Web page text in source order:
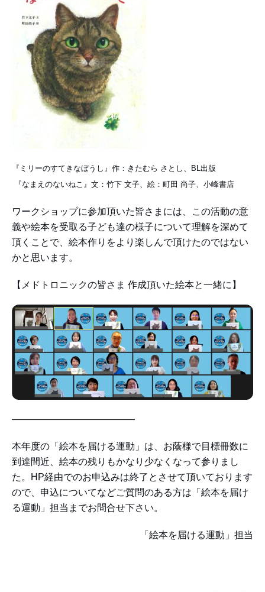
『ミリーのすてきなぼうし』作：きたむら さとし、BL出版
『なまえのないねこ』文：竹下 文子、絵：町田 尚子、小峰書店
ワークショップに参加頂いた皆さまには、この活動の意
義や絵本を受取る子ども達の様子について理解を深めて
頂くことで、絵本作りをより楽しんで頂けたのではない
かと思います。
【メドトロニックの皆さま 作成頂いた絵本と一緒に】
—————————————
本年度の「絵本を届ける運動」は、お蔭様で目標冊数に
到達間近、絵本の残りもかなり少なくなって参りまし
た。HP経由でのお申込みは終了とさせて頂いております
ので、申込についてなどご質問のある方は「絵本を届け
る運動」担当までお問合せ下さい。
「絵本を届ける運動」担当